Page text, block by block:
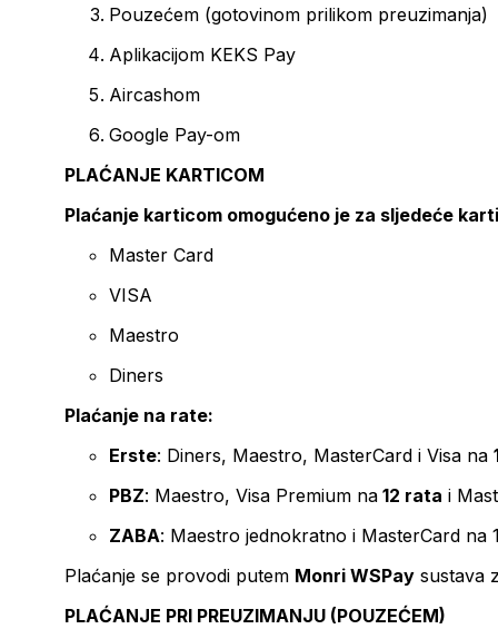
Pouzećem (gotovinom prilikom preuzimanja)
Aplikacijom KEKS Pay
Aircashom
Google Pay-om
PLAĆANJE KARTICOM
Plaćanje karticom omogućeno je za sljedeće
Master Card
VISA
Maestro
Diners
Plaćanje na rate:
Erste: Diners, Maestro, MasterCard i Visa na
PBZ: Maestro, Visa Premium na 12 rata i
ZABA: Maestro jednokratno i MasterCard na
Plaćanje se provodi putem Monri WSPay sustava
PLAĆANJE PRI PREUZIMANJU (POUZEĆEM)